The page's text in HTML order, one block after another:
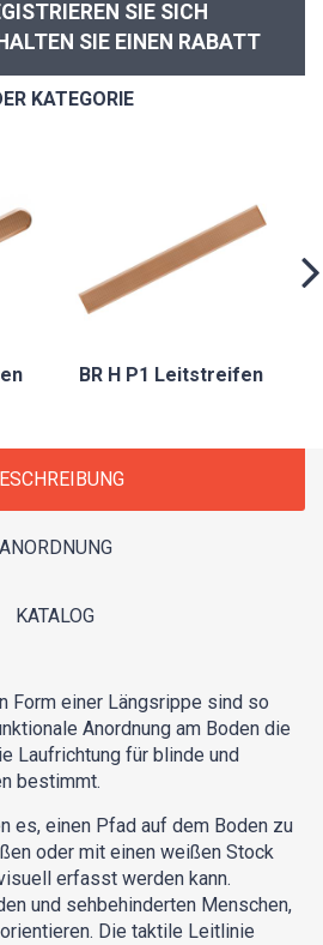
SIE SICH
SIE EINEN RABATT
KATEGORIE
BR H P1 Leitstreifen
ANORDNUNG
KATALOG
Form einer Längsrippe sind so
Anordnung am Boden die
Laufrichtung für blinde und
bestimmt.
es, einen Pfad auf dem Boden zu
oder mit einen weißen Stock
erfasst werden kann.
und sehbehinderten Menschen,
Die taktile Leitlinie